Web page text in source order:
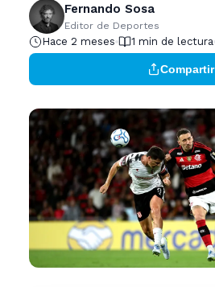
Fernando Sosa
Editor de Deportes
Hace 2 meses 1 min de lectura
Compartir